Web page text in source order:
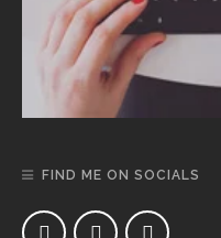
FIND ME ON SOCIALS